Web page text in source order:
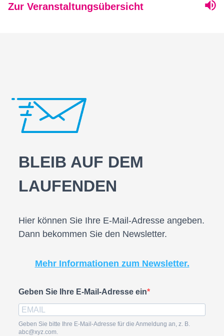
Zur Veranstaltungsübersicht
BLEIB AUF DEM
LAUFENDEN
Hier können Sie Ihre E-Mail-Adresse angeben.
Dann bekommen Sie den Newsletter.
Mehr Informationen zum Newsletter.
Geben Sie Ihre E-Mail-Adresse ein
Geben Sie bitte Ihre E-Mail-Adresse für die Anmeldung an, z. B.
abc@xyz.com.